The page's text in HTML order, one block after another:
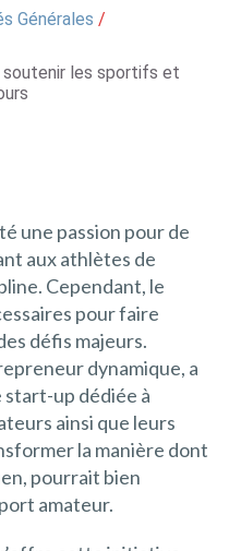
Générales /
soutenir les sportifs et
une passion pour de
aux athlètes de
Cependant, le
pour faire
défis majeurs.
dynamique, a
up dédiée à
ainsi que leurs
la manière dont
pourrait bien
amateur.